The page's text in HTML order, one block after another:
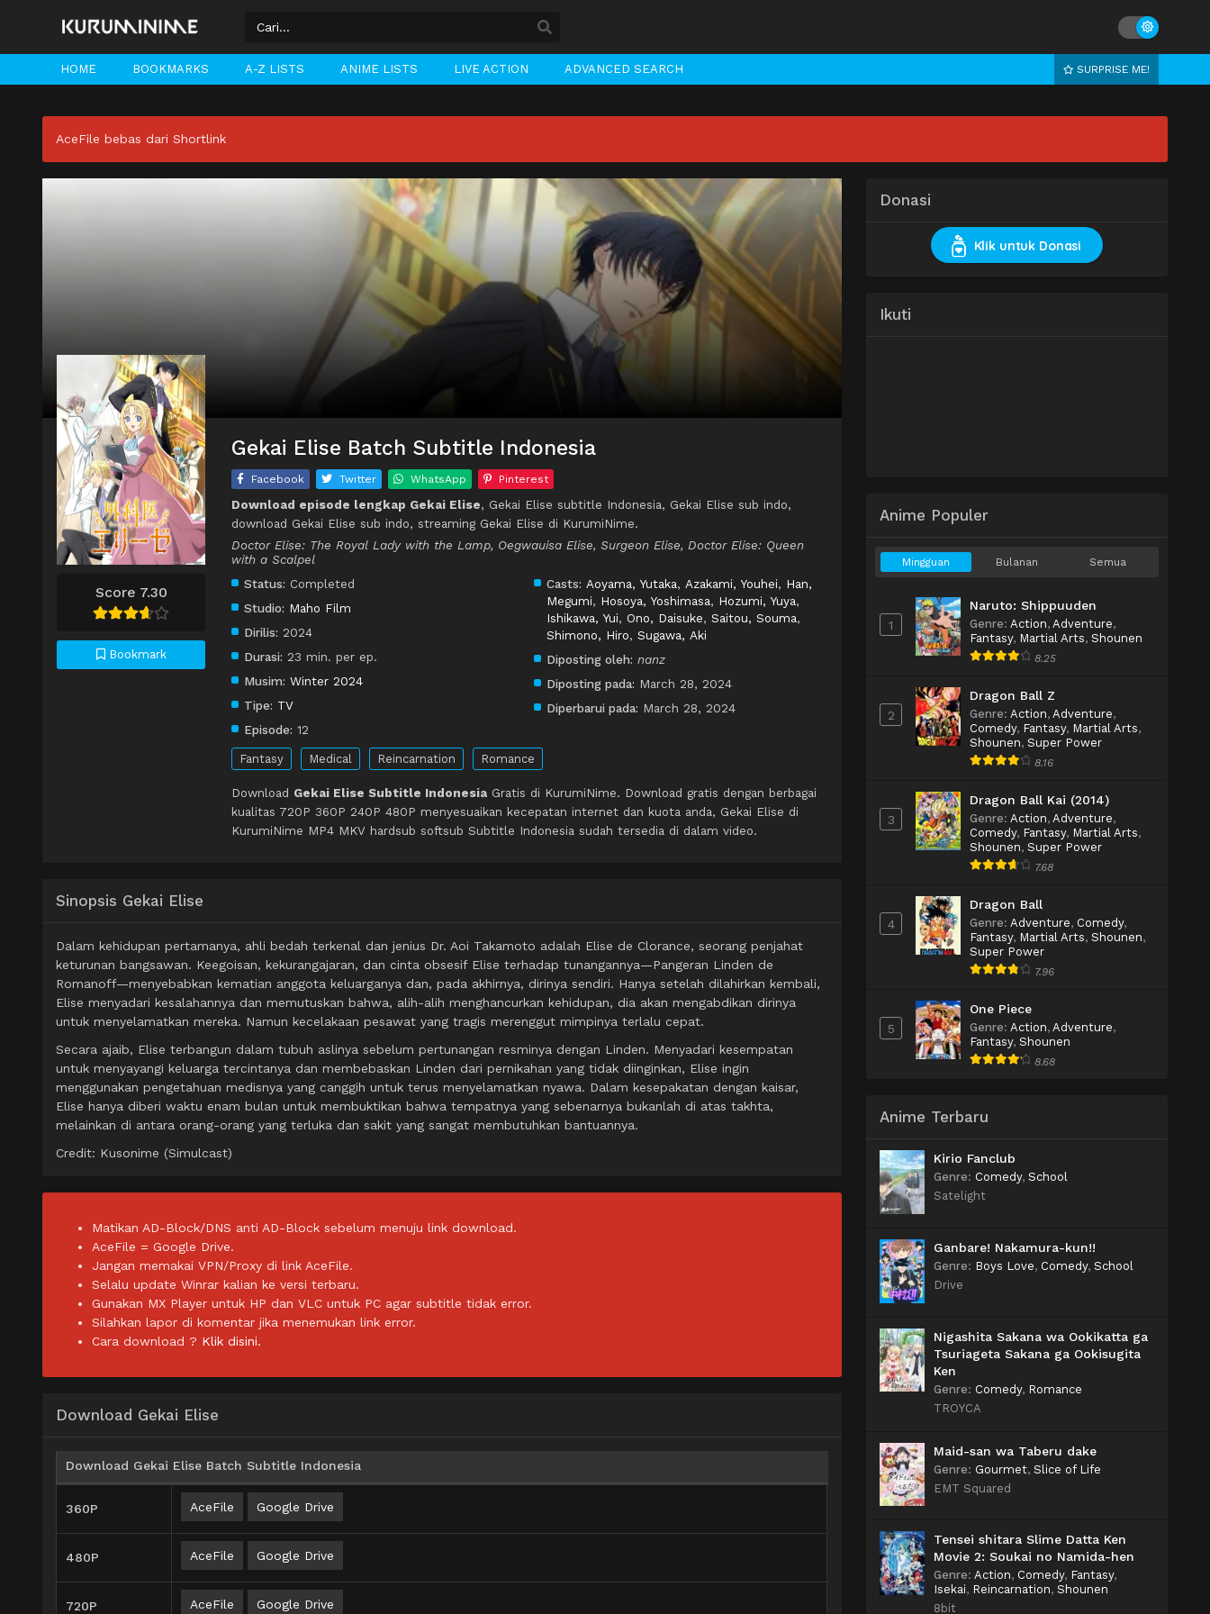
HOME BOOKMARKS A-Z LISTS ANIME LISTS LIVE ACTION ADVANCED SEARCH SURPRISE ME!
AceFile bebas dari Shortlink
Score 7.30
Bookmark
Gekai Elise Batch Subtitle Indonesia
Facebook Twitter WhatsApp Pinterest
Download episode lengkap Gekai Elise, Gekai Elise subtitle Indonesia, Gekai Elise sub indo,
download Gekai Elise sub indo, streaming Gekai Elise di KurumiNime.
Doctor Elise: The Royal Lady with the Lamp, Oegwauisa Elise, Surgeon Elise, Doctor Elise: Queen
with a Scalpel
Status: Completed
Studio: Maho Film
Dirilis: 2024
Durasi: 23 min. per ep.
Musim: Winter 2024
Tipe: TV
Episode: 12
Casts: Aoyama, Yutaka, Azakami, Youhei, Han,
Megumi, Hosoya, Yoshimasa, Hozumi, Yuya,
Ishikawa, Yui, Ono, Daisuke, Saitou, Souma,
Shimono, Hiro, Sugawa, Aki
Diposting oleh: nanz
Diposting pada: March 28, 2024
Diperbarui pada: March 28, 2024
Fantasy Medical Reincarnation Romance
Download Gekai Elise Subtitle Indonesia Gratis di KurumiNime. Download gratis dengan berbagai
kualitas 720P 360P 240P 480P menyesuaikan kecepatan internet dan kuota anda, Gekai Elise di
KurumiNime MP4 MKV hardsub softsub Subtitle Indonesia sudah tersedia di dalam video.
Sinopsis Gekai Elise
Dalam kehidupan pertamanya, ahli bedah terkenal dan jenius Dr. Aoi Takamoto adalah Elise de Clorance, seorang penjahat
keturunan bangsawan. Keegoisan, kekurangajaran, dan cinta obsesif Elise terhadap tunangannya—Pangeran Linden de
Romanoff—menyebabkan kematian anggota keluarganya dan, pada akhirnya, dirinya sendiri. Hanya setelah dilahirkan kembali,
Elise menyadari kesalahannya dan memutuskan bahwa, alih-alih menghancurkan kehidupan, dia akan mengabdikan dirinya
untuk menyelamatkan mereka. Namun kecelakaan pesawat yang tragis merenggut mimpinya terlalu cepat.
Secara ajaib, Elise terbangun dalam tubuh aslinya sebelum pertunangan resminya dengan Linden. Menyadari kesempatan
untuk menyayangi keluarga tercintanya dan membebaskan Linden dari pernikahan yang tidak diinginkan, Elise ingin
menggunakan pengetahuan medisnya yang canggih untuk terus menyelamatkan nyawa. Dalam kesepakatan dengan kaisar,
Elise hanya diberi waktu enam bulan untuk membuktikan bahwa tempatnya yang sebenarnya bukanlah di atas takhta,
melainkan di antara orang-orang yang terluka dan sakit yang sangat membutuhkan bantuannya.
Credit: Kusonime (Simulcast)
Matikan AD-Block/DNS anti AD-Block sebelum menuju link download.
AceFile = Google Drive.
Jangan memakai VPN/Proxy di link AceFile.
Selalu update Winrar kalian ke versi terbaru.
Gunakan MX Player untuk HP dan VLC untuk PC agar subtitle tidak error.
Silahkan lapor di komentar jika menemukan link error.
Cara download ? Klik disini.
Download Gekai Elise
Download Gekai Elise Batch Subtitle Indonesia
360P AceFile Google Drive
480P AceFile Google Drive
720P AceFile Google Drive
Donasi
Klik untuk Donasi
Ikuti
Anime Populer
Mingguan Bulanan Semua
1
Naruto: Shippuuden
Genre: Action, Adventure,
Fantasy, Martial Arts, Shounen
8.25
2
Dragon Ball Z
Genre: Action, Adventure,
Comedy, Fantasy, Martial Arts,
Shounen, Super Power
8.16
3
Dragon Ball Kai (2014)
Genre: Action, Adventure,
Comedy, Fantasy, Martial Arts,
Shounen, Super Power
7.68
4
Dragon Ball
Genre: Adventure, Comedy,
Fantasy, Martial Arts, Shounen,
Super Power
7.96
5
One Piece
Genre: Action, Adventure,
Fantasy, Shounen
8.68
Anime Terbaru
Kirio Fanclub
Genre: Comedy, School
Satelight
Ganbare! Nakamura-kun!!
Genre: Boys Love, Comedy, School
Drive
Nigashita Sakana wa Ookikatta ga
Tsuriageta Sakana ga Ookisugita
Ken
Genre: Comedy, Romance
TROYCA
Maid-san wa Taberu dake
Genre: Gourmet, Slice of Life
EMT Squared
Tensei shitara Slime Datta Ken
Movie 2: Soukai no Namida-hen
Genre: Action, Comedy, Fantasy,
Isekai, Reincarnation, Shounen
8bit